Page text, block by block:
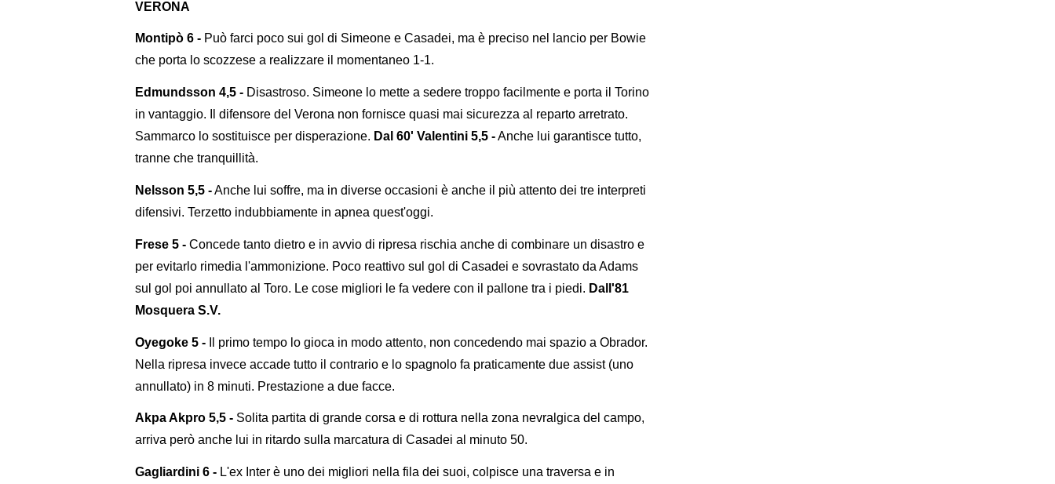
VERONA
Montipò 6 - Può farci poco sui gol di Simeone e Casadei, ma è preciso nel lancio per Bowie
che porta lo scozzese a realizzare il momentaneo 1-1.
Edmundsson 4,5 - Disastroso. Simeone lo mette a sedere troppo facilmente e porta il Torino
in vantaggio. Il difensore del Verona non fornisce quasi mai sicurezza al reparto arretrato.
Sammarco lo sostituisce per disperazione. Dal 60' Valentini 5,5 -Anche lui garantisce tutto,
tranne che tranquillità.
Nelsson 5,5 -Anche lui soffre, ma in diverse occasioni è anche il più attento dei tre interpreti
difensivi. Terzetto indubbiamente in apnea quest'oggi.
Frese 5 - Concede tanto dietro e in avvio di ripresa rischia anche di combinare un disastro e
per evitarlo rimedia l'ammonizione. Poco reattivo sul gol di Casadei e sovrastato da Adams
sul gol poi annullato al Toro. Le cose migliori le fa vedere con il pallone tra i piedi. Dall'81
Mosquera S.V.
Oyegoke 5 - Il primo tempo lo gioca in modo attento, non concedendo mai spazio a Obrador.
Nella ripresa invece accade tutto il contrario e lo spagnolo fa praticamente due assist (uno
annullato) in 8 minuti. Prestazione a due facce.
Akpa Akpro 5,5 - Solita partita di grande corsa e di rottura nella zona nevralgica del campo,
arriva però anche lui in ritardo sulla marcatura di Casadei al minuto 50.
Gagliardini 6 - L'ex Inter è uno dei migliori nella fila dei suoi, colpisce una traversa e in